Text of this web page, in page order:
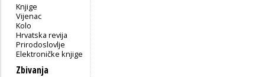
Knjige
Vijenac
Kolo
Hrvatska revija
Prirodoslovlje
Elektroničke knjige
Zbivanja